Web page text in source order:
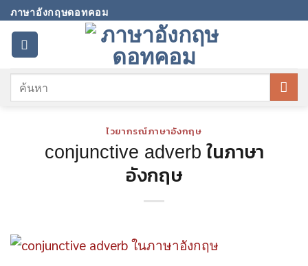
Skip
content
ภาษาอังกฤษดอทคอม
ไวยากรณ์ภาษาอังกฤษ
conjunctive adverb ในภาษา
อังกฤษ